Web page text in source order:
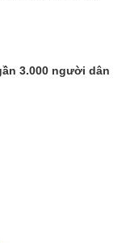
3.000 người dân